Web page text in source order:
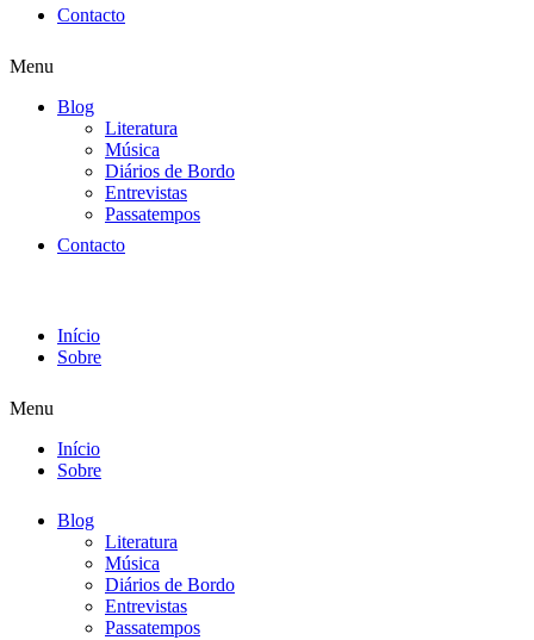
Contacto
Menu
Blog
Literatura
Música
Diários de Bordo
Entrevistas
Passatempos
Contacto
Início
Sobre
Menu
Início
Sobre
Blog
Literatura
Música
Diários de Bordo
Entrevistas
Passatempos